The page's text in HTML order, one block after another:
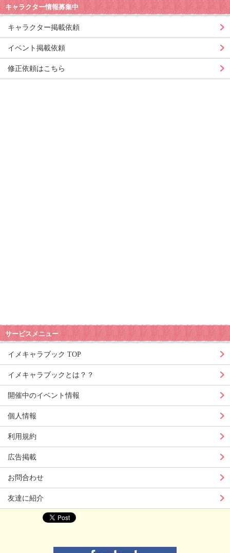
キャラクター情報募集中
キャラクター掲載依頼
イベント掲載依頼
修正依頼はこちら
サービスメニュー
イメキャラブック TOP
イメキャラブックとは？？
開催中のイベント情報
個人情報
利用規約
広告掲載
お問合わせ
友達に紹介